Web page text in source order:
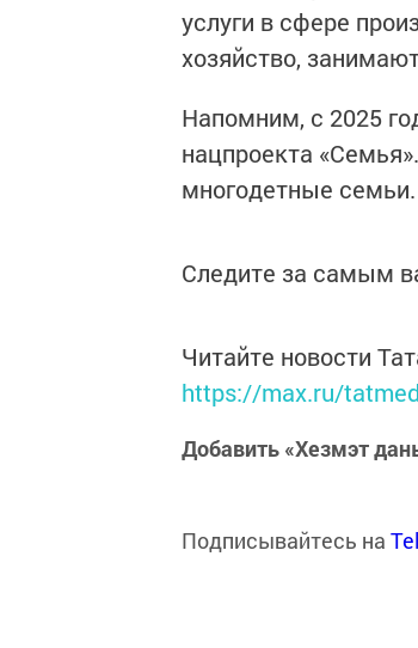
услуги в сфере
хозяйство,
Напомним, с 2025
нацпроекта
многодетные семьи.
Следите за самым
Читайте новости
https://max.ru/
Добавить «Хезмэт
Подписывайтесь на